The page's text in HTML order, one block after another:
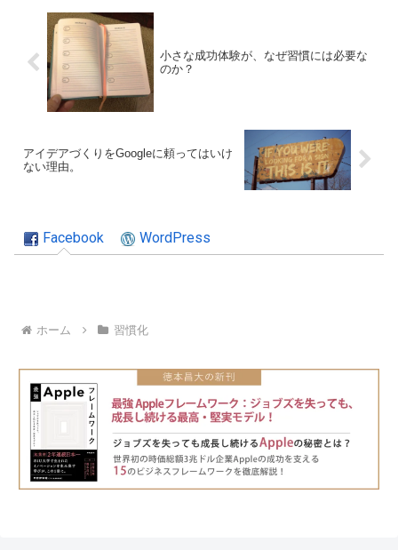
小さな成功体験が、なぜ習慣には必要な
のか？
アイデアづくりをGoogleに頼ってはいけ
ない理由。
Facebook WordPress
ホーム 習慣化